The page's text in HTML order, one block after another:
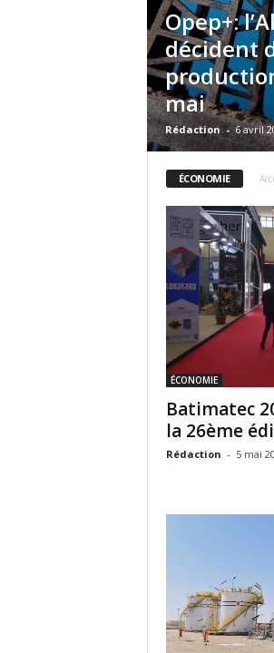
Opep+:
décident
mai
Rédaction - 6 avril
ÉCONOMIE
ÉCONOMIE
Batimatec
la 26ème
Rédaction - 5 mai